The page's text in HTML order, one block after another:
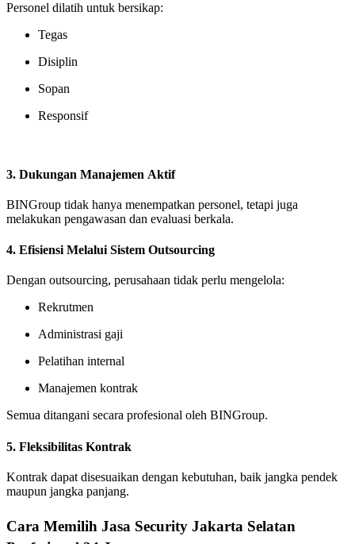
Personel dilatih untuk bersikap:
Tegas
Disiplin
Sopan
Responsif
3. Dukungan Manajemen Aktif
BINGroup tidak hanya menempatkan personel, tetapi juga
melakukan pengawasan dan evaluasi berkala.
4. Efisiensi Melalui Sistem Outsourcing
Dengan outsourcing, perusahaan tidak perlu mengelola:
Rekrutmen
Administrasi gaji
Pelatihan internal
Manajemen kontrak
Semua ditangani secara profesional oleh BINGroup.
5. Fleksibilitas Kontrak
Kontrak dapat disesuaikan dengan kebutuhan, baik jangka pendek
maupun jangka panjang.
Cara Memilih Jasa Security Jakarta Selatan